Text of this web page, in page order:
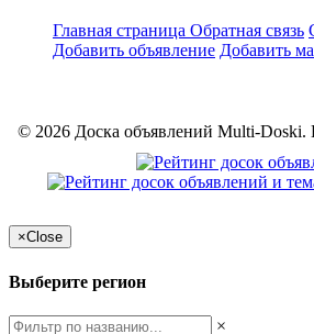
Главная страница Обратная связь
Добавить объявление Добавить
© 2026 Доска объявлений Multi-
×Close
Выберите регион
×